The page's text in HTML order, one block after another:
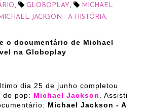
, GLOBOPLAY,
MICHAEL
MICHAEL JACKSON - A HISTÓRIA.
o documentário de Michael
na Globoplay
dia 25 de junho completou
do pop: Michael Jackson. Assisti
Michael Jackson - A